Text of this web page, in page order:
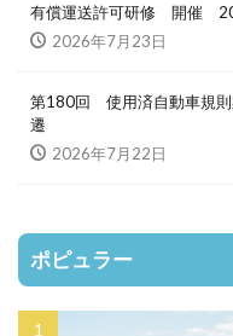
有償運送許可研修 開催
2026年7月23日
第180回 使用済自動車規則
遷
2026年7月22日
ポピュラー